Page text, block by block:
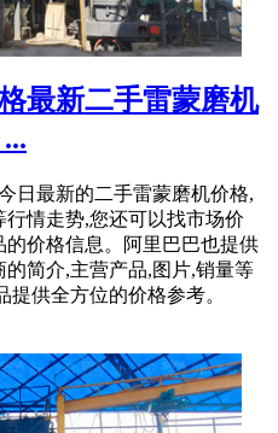
最新二手雷蒙磨机
日最新的二手雷蒙磨机价格,
情走势,您还可以找市场价
价格信息。阿里巴巴也提供
简介,主营产品,图片,销量等
供全方位的价格参考。